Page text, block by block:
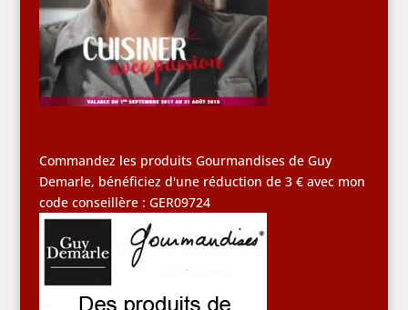
Commandez les produits Gourmandises de Guy
Demarle, bénéficiez d'une réduction de 3 € avec mon
code conseillère : GER09724